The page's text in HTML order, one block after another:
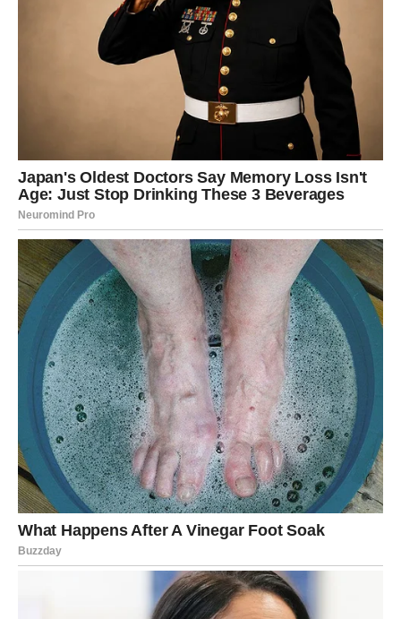
Ne možete više ignorisati.
Ne možete više ostati na istom mestu.
Bićete primorani da birate:
strah ili hrabrost
I upravo te odluke će oblikovati naredni period vašeg
života.
OVAN – POČETAK NOVOG
POGLAVLJA
Ovnovi osećaju snažan unutrašnji nemir, ali to nije loše –
to je znak da ste spremni za promenu. Naredni dani
donose priliku da presečete nešto što vas je kočilo.
Možda ćete doneti odluku koja vas vodi u potpuno novi
pravac – u poslu ili ljubavi.
Ovo je vaš restart. Nemojte se plašiti početka.
BIK – KARMA VRAĆA ONO ŠTO